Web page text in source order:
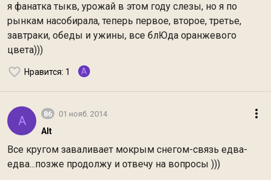
я фанатка тыкв, урожай в этом году слезы, но я по
рынкам насобирала, теперь первое, второе, третье,
завтраки, обеды и ужины, все блЮда оранжевого
цвета)))
Нравится: 1 A
A 86 01 нояб. 2014
Alt
Все кругом заваливает мокрым снегом-связь едва-
едва...позже продолжу и отвечу на вопросы )))